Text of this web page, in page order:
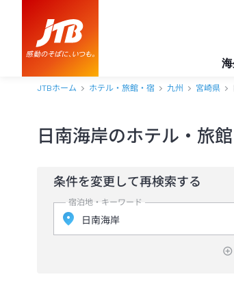
JTBホーム ホテル・旅館・宿 九州 宮崎県
日南海岸のホテル・旅
条件を変更して再検索する
宿泊地・キーワード